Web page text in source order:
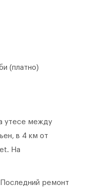
(платно)
утесе между
в 4 км от
На
Последний ремонт